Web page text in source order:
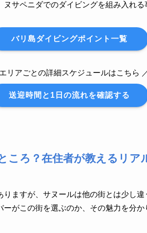
サペニダでのダイビングを組み入れる
バリ島ダイビングポイント一覧
リアごとの詳細スケジュールはこちら
送迎時間と1日の流れを確認する
ころ？ 在住者が教えるリア
ますが、サヌールは他の街とは少し
がこの街を選ぶのか、その魅力を分か